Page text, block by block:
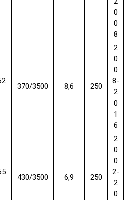
0
0
8
370/3500 8,6 250
2
0
0
8-
2
0
1
6
430/3500 6,9 250
2
0
0
2-
2
0